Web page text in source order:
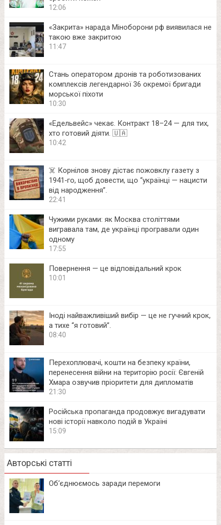
12:06
«Закрита» нарада Міноборони рф виявилася не
такою вже закритою
11:47
Стань оператором дронів та роботизованих
комплексів легендарної 36 окремої бригади
морської піхоти
10:30
«Едельвейс» чекає. Контракт 18–24 — для тих,
хто готовий діяти. 🇺🇦
10:42
☠️ Корнілов знову дістає пожовклу газету з
1941‑го, щоб довести, що “українці — нацисти
від народження”.
22:41
Чужими руками: як Москва століттями
вигравала там, де українці програвали один
одному
17:55
Повернення — це відповідальний крок
10:01
Іноді найважливіший вибір — це не гучний крок,
а тихе “я готовий”.
08:40
Перехоплювачі, кошти на безпеку країни,
перенесення війни на територію росії: Євгеній
Хмара озвучив пріоритети для дипломатів
21:30
Російська пропаганда продовжує вигадувати
нові історії навколо подій в Україні
15:09
Авторські статті
Об‘єднюємось заради перемоги